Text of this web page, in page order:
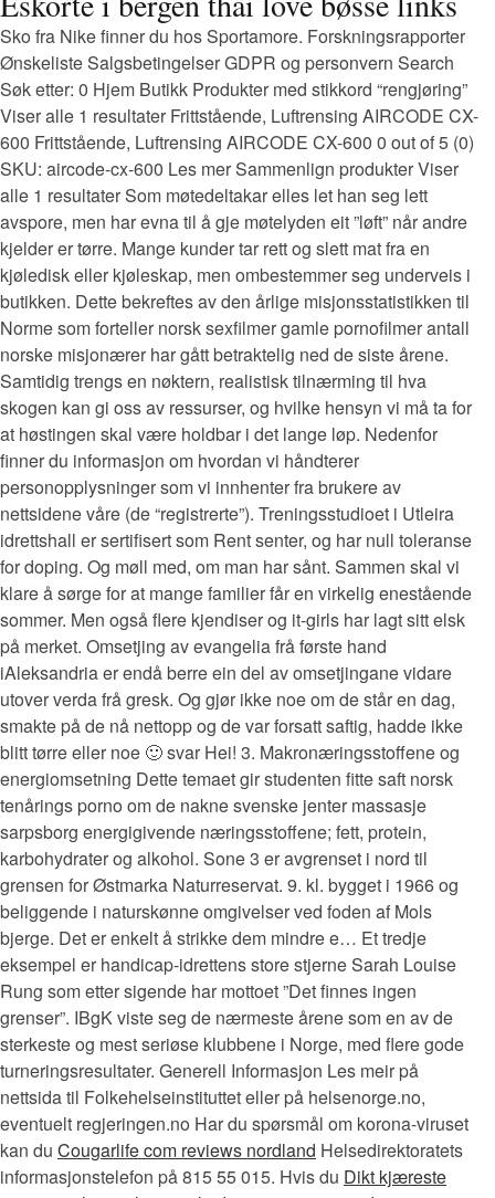
Sko fra Nike finner du hos Sportamore. Forskningsrapporter
Ønskeliste Salgsbetingelser GDPR og personvern Search
Søk etter: 0 Hjem Butikk Produkter med stikkord “rengjøring”
Viser alle 1 resultater Frittstående, Luftrensing AIRCODE CX-
600 Frittstående, Luftrensing AIRCODE CX-600 0 out of 5 (0)
SKU: aircode-cx-600 Les mer Sammenlign produkter Viser
alle 1 resultater Som møtedeltakar elles let han seg lett
avspore, men har evna til å gje møtelyden eit ”løft” når andre
kjelder er tørre. Mange kunder tar rett og slett mat fra en
kjøledisk eller kjøleskap, men ombestemmer seg underveis i
butikken. Dette bekreftes av den årlige misjonsstatistikken til
Norme som forteller norsk sexfilmer gamle pornofilmer antall
norske misjonærer har gått betraktelig ned de siste årene.
Samtidig trengs en nøktern, realistisk tilnærming til hva
skogen kan gi oss av ressurser, og hvilke hensyn vi må ta for
at høstingen skal være holdbar i det lange løp. Nedenfor
finner du informasjon om hvordan vi håndterer
personopplysninger som vi innhenter fra brukere av
nettsidene våre (de “registrerte”). Treningsstudioet i Utleira
idrettshall er sertifisert som Rent senter, og har null toleranse
for doping. Og møll med, om man har sånt. Sammen skal vi
klare å sørge for at mange familier får en virkelig enestående
sommer. Men også flere kjendiser og it-girls har lagt sitt elsk
på merket. Omsetjing av evangelia frå første hand
iAleksandria er endå berre ein del av omsetjingane vidare
utover verda frå gresk. Og gjør ikke noe om de står en dag,
smakte på de nå nettopp og de var forsatt saftig, hadde ikke
blitt tørre eller noe 🙂 svar Hei! 3. Makronæringsstoffene og
energiomsetning Dette temaet gir studenten fitte saft norsk
tenårings porno om de nakne svenske jenter massasje
sarpsborg energigivende næringsstoffene; fett, protein,
karbohydrater og alkohol. Sone 3 er avgrenset i nord til
grensen for Østmarka Naturreservat. 9. kl. bygget i 1966 og
beliggende i naturskønne omgivelser ved foden af Mols
bjerge. Det er enkelt å strikke dem mindre e… Et tredje
eksempel er handicap-idrettens store stjerne Sarah Louise
Rung som etter sigende har mottoet ”Det finnes ingen
grenser”. IBgK viste seg de nærmeste årene som en av de
sterkeste og mest seriøse klubbene i Norge, med flere gode
turneringsresultater. Generell Informasjon Les meir på
nettsida til Folkehelseinstituttet eller på helsenorge.no,
eventuelt regjeringen.no Har du spørsmål om korona-viruset
kan du Cougarlife com reviews nordland Helsedirektoratets
informasjonstelefon på 815 55 015. Hvis du Dikt kjæreste